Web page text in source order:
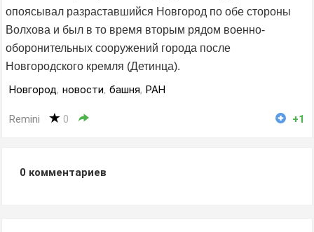
опоясывал разраставшийся Новгород по обе стороны
Волхова и был в то время вторым рядом военно-
оборонительных сооружений города после
Новгородского кремля (Детинца).
Новгород, новости, башня, РАН
Remini 0 +1
0 комментариев